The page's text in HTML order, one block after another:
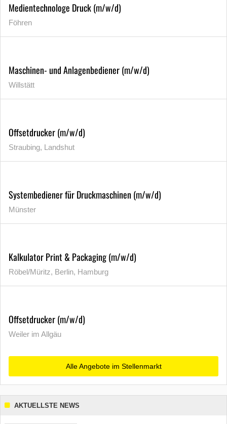
Medientechnologe Druck (m/w/d)
Föhren
Maschinen- und Anlagenbediener (m/w/d)
Willstätt
Offsetdrucker (m/w/d)
Straubing, Landshut
Systembediener für Druckmaschinen (m/w/d)
Münster
Kalkulator Print & Packaging (m/w/d)
Röbel/Müritz, Berlin, Hamburg
Offsetdrucker (m/w/d)
Weiler im Allgäu
Alle Angebote im Stellenmarkt
AKTUELLSTE NEWS